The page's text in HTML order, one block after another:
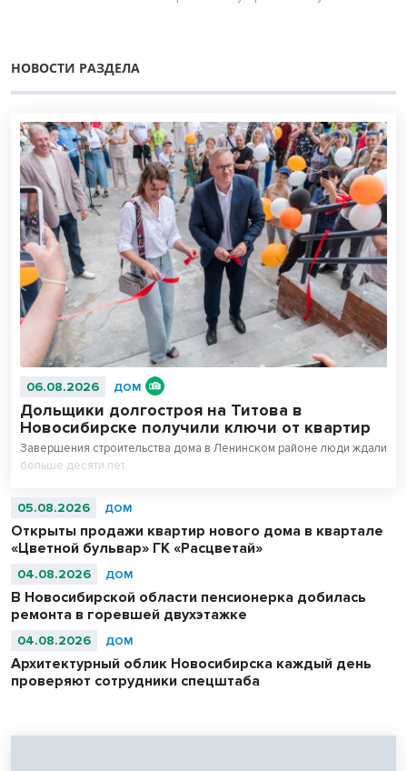
НОВОСТИ РАЗДЕЛА
06.08.2026 ДОМ
Дольщики долгостроя на Титова в
Новосибирске получили ключи от квартир
Завершения строительства дома в Ленинском районе люди ждали
больше десяти лет.
05.08.2026 ДОМ
Открыты продажи квартир нового дома в квартале
«Цветной бульвар» ГК «Расцветай»
04.08.2026 ДОМ
В Новосибирской области пенсионерка добилась
ремонта в горевшей двухэтажке
04.08.2026 ДОМ
Архитектурный облик Новосибирска каждый день
проверяют сотрудники спецштаба